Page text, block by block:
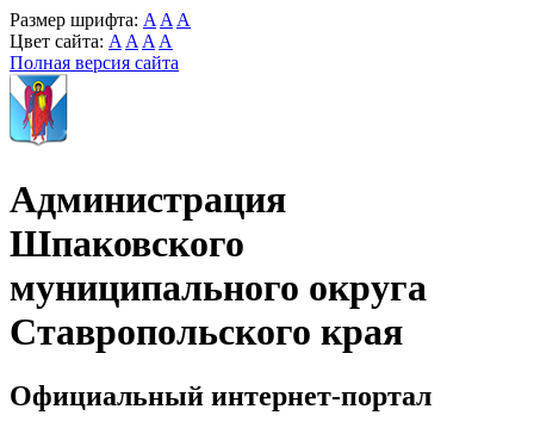
Размер шрифта: A A A
Цвет сайта: A A A A
Полная версия сайта
Администрация
Шпаковского
муниципального округа
Ставропольского края
Официальный интернет-портал